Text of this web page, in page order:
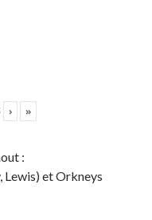
› »
:
Lewis) et Orkneys